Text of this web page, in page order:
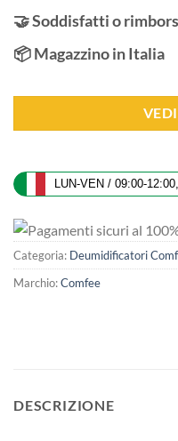
🤝 Soddisfatti o
📦 Magazzino in Italia
LUN-VEN / 09:00-
Categoria: Deumidificatori
Marchio:Comfee
DESCRIZIONE